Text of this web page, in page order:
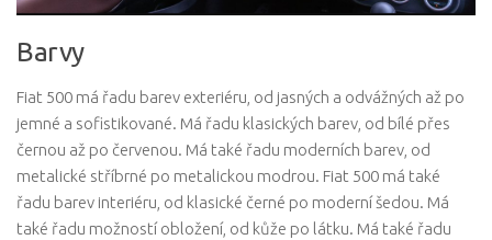
Barvy
Fiat 500 má řadu barev exteriéru, od jasných a odvážných až po
jemné a sofistikované. Má řadu klasických barev, od bílé přes
černou až po červenou. Má také řadu moderních barev, od
metalické stříbrné po metalickou modrou. Fiat 500 má také
řadu barev interiéru, od klasické černé po moderní šedou. Má
také řadu možností obložení, od kůže po látku. Má také řadu